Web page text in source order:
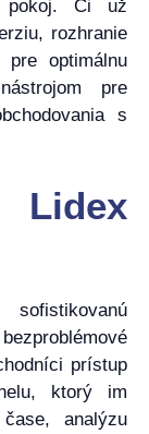
pokoj. Či už
rozhranie
optimálnu
pre
s
prístup
ktorý im
analýzu